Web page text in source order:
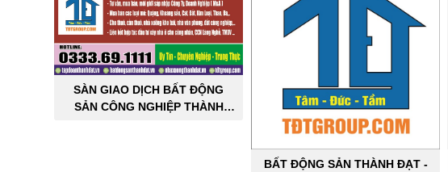
SÀN GIAO DỊCH BẤT ĐỘNG
SẢN CÔNG NGHIỆP THÀNH
BẤT ĐỘNG SẢN THÀNH ĐẠT -